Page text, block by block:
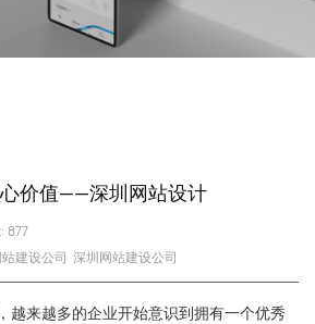
价值——深圳网站设计
877
建设公司 深圳网站建设公司
越来越多的企业开始意识到拥有一个优秀